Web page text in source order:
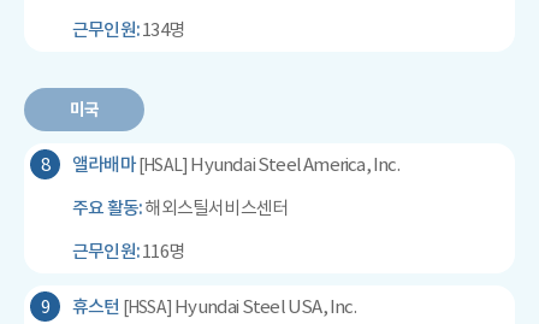
근무인원:134명
미국
8 앨라배마[HSAL] Hyundai Steel America, Inc.
주요 활동:해외스틸서비스센터
근무인원:116명
9 휴스턴 [HSSA] Hyundai Steel USA, Inc.